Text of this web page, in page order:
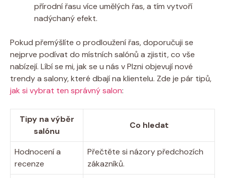
přírodní řasu více umělých řas, a tím vytvoří
nadýchaný efekt.
Pokud přemýšlíte o prodloužení řas, doporučuji se
nejprve podívat do místních salónů a zjistit, co vše
nabízejí. Líbí se mi, jak se u nás v Plzni objevují nové
trendy a salony, které dbají na klientelu. Zde je pár tipů,
jak si vybrat ten správný salon:
Tipy na výběr
salónu
Co hledat
Hodnocení a
recenze
Přečtěte si názory předchozích
zákazníků.